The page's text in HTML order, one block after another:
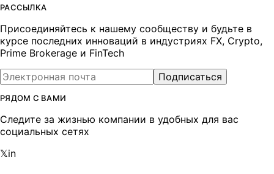
РАССЫЛКА
Присоединяйтесь к нашему сообществу и будьте в
курсе последних инноваций в индустриях FX, Crypto,
Prime Brokerage и FinTech
Подписаться
РЯДОМ С ВАМИ
Следите за жизнью компании в удобных для вас
социальных сетях
𝕏in